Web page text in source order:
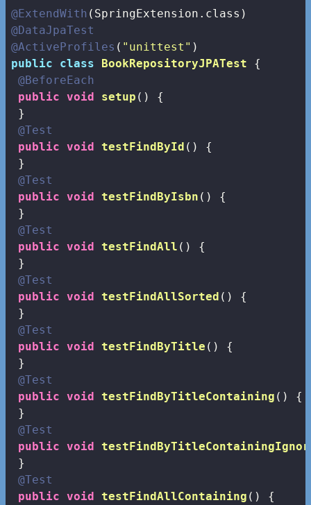
@ExtendWith
@DataJpaTest
@ActiveProfiles ( "unittest"
public
class BookRepositoryJPATest
{
@BeforeEach
public void setup ()
{
}
@Test
public void testFindById ()
{
}
@Test
public void testFindByIsbn ()
{
}
@Test
public void testFindAll ()
{
}
@Test
public void testFindAllSorted ()
{
}
@Test
public void testFindByTitle ()
{
}
@Test
public void testFindByTitleContaining ()
{
}
@Test
public void
}
@Test
public void testFindAllContaining ()
{